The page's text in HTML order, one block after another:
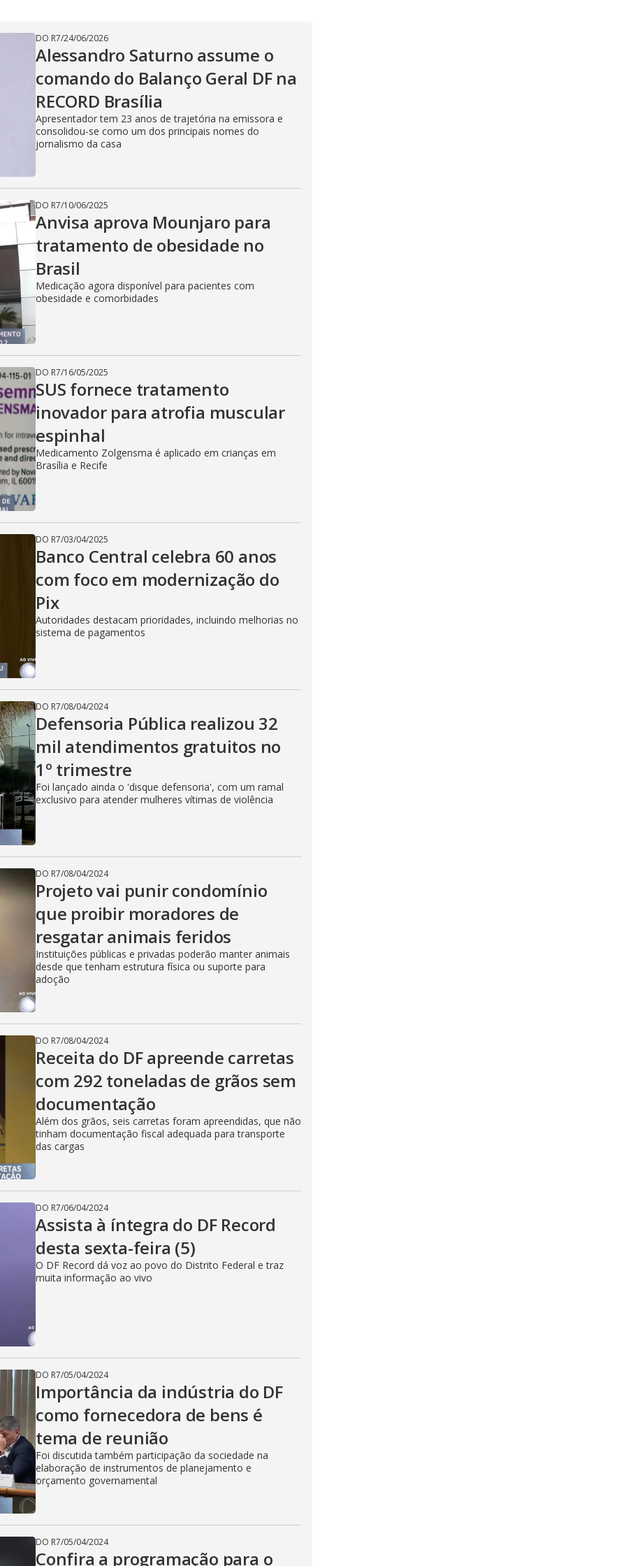
DO R7/24/06/2026
Alessandro Saturno assume o
comando do Balanço Geral DF na
RECORD Brasília
Apresentador tem 23 anos de trajetória na emissora e
consolidou-se como um dos principais nomes do
jornalismo da casa
DO R7/10/06/2025
Anvisa aprova Mounjaro para
tratamento de obesidade no
Brasil
Medicação agora disponível para pacientes com
obesidade e comorbidades
DO R7/16/05/2025
SUS fornece tratamento
inovador para atrofia muscular
espinhal
Medicamento Zolgensma é aplicado em crianças em
Brasília e Recife
DO R7/03/04/2025
Banco Central celebra 60 anos
com foco em modernização do
Pix
Autoridades destacam prioridades, incluindo melhorias no
sistema de pagamentos
DO R7/08/04/2024
Defensoria Pública realizou 32
mil atendimentos gratuitos no
1º trimestre
Foi lançado ainda o 'disque defensoria', com um ramal
exclusivo para atender mulheres vítimas de violência
DO R7/08/04/2024
Projeto vai punir condomínio
que proibir moradores de
resgatar animais feridos
Instituições públicas e privadas poderão manter animais
desde que tenham estrutura física ou suporte para
adoção
DO R7/08/04/2024
Receita do DF apreende carretas
com 292 toneladas de grãos sem
documentação
Além dos grãos, seis carretas foram apreendidas, que não
tinham documentação fiscal adequada para transporte
das cargas
DO R7/06/04/2024
Assista à íntegra do DF Record
desta sexta-feira (5)
O DF Record dá voz ao povo do Distrito Federal e traz
muita informação ao vivo
DO R7/05/04/2024
Importância da indústria do DF
como fornecedora de bens é
tema de reunião
Foi discutida também participação da sociedade na
elaboração de instrumentos de planejamento e
orçamento governamental
DO R7/05/04/2024
Confira a programação para o